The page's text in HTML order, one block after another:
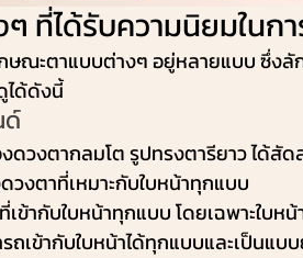
ที่ได้รับความนิยมในก
ษณะตาแบบต่างๆ อยู่หลายแบบ ซึ่ง
ได้ดังนี้
ด์
วงตากลมโต รูปทรงตารียาว ได้สัด
งตาที่เหมาะกับใบหน้าทุกแบบ
ข้ากับใบหน้าทุกแบบ โดยเฉพาะใบหน้
ถเข้ากับใบหน้าได้ทุกแบบและเป็นแบ